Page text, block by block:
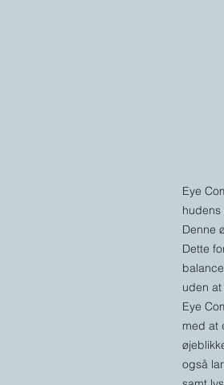
Eye
hudens
Denne
Dette
uden
Eye
med at
også